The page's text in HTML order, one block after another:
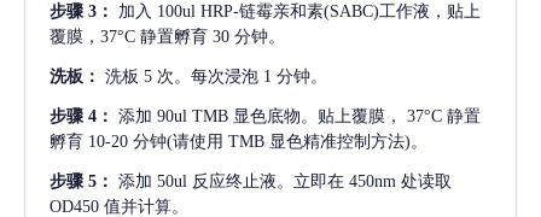
步骤 3： 加入 100ul HRP-链霉亲和素(SABC)工作液，贴上
覆膜，37°C 静置孵育 30 分钟。
洗板： 洗板 5 次。每次浸泡 1 分钟。
步骤 4： 添加 90ul TMB 显色底物。贴上覆膜， 37°C 静置
孵育 10-20 分钟(请使用 TMB 显色精准控制方法)。
步骤 5： 添加 50ul 反应终止液。立即在 450nm 处读取
OD450 值并计算。